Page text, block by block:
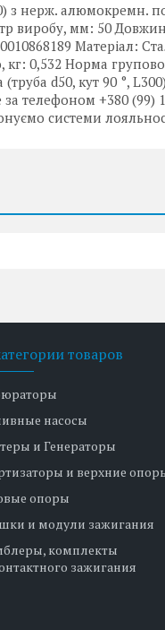
з нерж. алюмокремн.
виробу, мм: 50
Матеріал:
0,532 Норма
d50, кут 90 °,
телефоном +380 (99)
системи
товаров
насосы
и Генераторы
и верхние
опоры
и модули зажигания
комплекты
зажигания